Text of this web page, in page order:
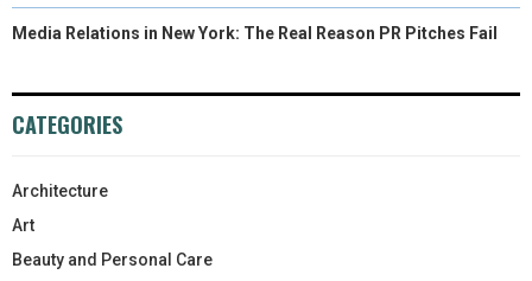
Media Relations in New York: The Real Reason PR Pitches Fail
CATEGORIES
Architecture
Art
Beauty and Personal Care